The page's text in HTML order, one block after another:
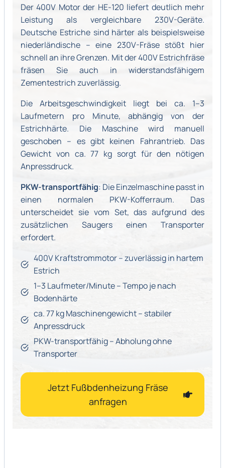
Der 400V Motor der HE-120 liefert deutlich mehr
Leistung als vergleichbare 230V-Geräte.
Deutsche Estriche sind härter als beispielsweise
niederländische – eine 230V-Fräse stößt hier
schnell an ihre Grenzen. Mit der 400V Estrichfräse
fräsen Sie auch in widerstandsfähigem
Zementestrich zuverlässig.
Die Arbeitsgeschwindigkeit liegt bei ca. 1–3
Laufmetern pro Minute, abhängig von der
Estrichhärte. Die Maschine wird manuell
geschoben – es gibt keinen Fahrantrieb. Das
Gewicht von ca. 77 kg sorgt für den nötigen
Anpressdruck.
PKW-transportfähig: Die Einzelmaschine passt in
einen normalen PKW-Kofferraum. Das
unterscheidet sie vom Set, das aufgrund des
zusätzlichen Saugers einen Transporter
erfordert.
400V Kraftstrommotor – zuverlässig in hartem
Estrich
1–3 Laufmeter/Minute – Tempo je nach
Bodenhärte
ca. 77 kg Maschinengewicht – stabiler
Anpressdruck
PKW-transportfähig – Abholung ohne
Transporter
Jetzt Fußbdenheizung Fräse
anfragen